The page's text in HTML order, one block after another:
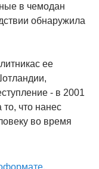
в чемодан
обнаружила
ее
- в 2001
что нанес
во время